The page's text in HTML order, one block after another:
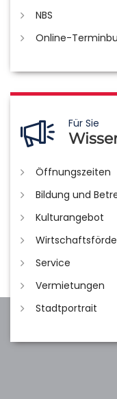
NBS
Online-
Für Sie
Öffnungszeiten
Bildung und
Kulturangebot
Service
Vermietungen
Stadtportrait